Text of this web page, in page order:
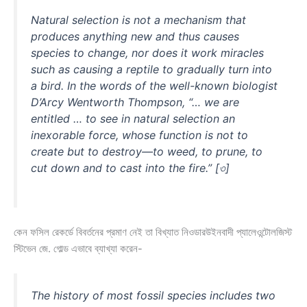
Natural selection is not a mechanism that
produces anything new and thus causes
species to change, nor does it work miracles
such as causing a reptile to gradually turn into
a bird. In the words of the well-known biologist
D’Arcy Wentworth Thompson, “… we are
entitled … to see in natural selection an
inexorable force, whose function is not to
create but to destroy—to weed, to prune, to
cut down and to cast into the fire.” [৩]
কেন ফসিল রেকর্ডে বিবর্তনের প্রমাণ নেই তা বিখ্যাত নিওডারউইনবাদী প্যালেওন্টোলজিস্ট
স্টিভেন জে. গোল্ড এভাবে ব্যাখ্যা করেন-
The history of most fossil species includes two